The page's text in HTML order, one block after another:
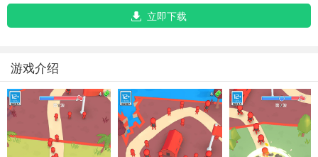
立即下载
游戏介绍